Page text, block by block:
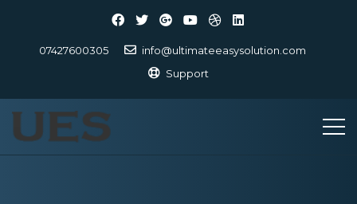
07427600305
info@ultimateeasysolution.com
Support